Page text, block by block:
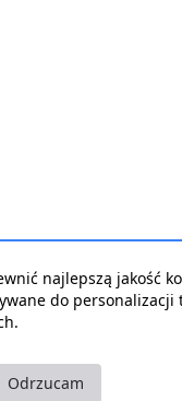
najlepszą jakość
do personalizacji
Odrzucam